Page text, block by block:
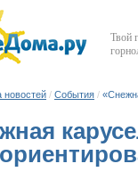
Твой
новостей / События /